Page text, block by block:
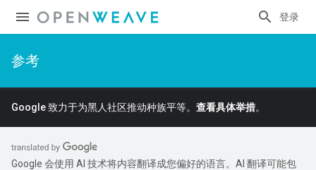
登录
参考
Google 致力于为黑人社区推动种族平等。 查看具体举措。
Google 会使用 AI 技术将内容翻译成您偏好的语言。AI 翻译可能包